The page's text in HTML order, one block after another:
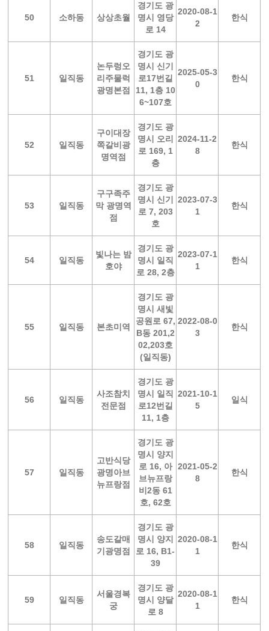
50 소하동 상상초월
경기도 광
명시 영당
로 14
2020-08-1
2
한식
51 일직동
논두렁오
리주물럭
광명본점
경기도 광
명시 신기
로17번길
11, 1층 10
6~107호
2025-05-3
0
한식
52 일직동
구이대장
쪽갈비광
명역점
경기도 광
명시 오리
로 169, 1
층
2024-11-2
8
한식
53 일직동
구구족주
막 광명역
점
경기도 광
명시 신기
로 7, 203
호
2023-07-3
1
한식
54 일직동
빛나는 밤
호야
경기도 광
명시 일직
로 28, 2층
2023-07-1
1
한식
55 일직동 본초미역
경기도 광
명시 새빛
공원로 67,
B동 201,2
02,203호
(일직동)
2022-08-0
3
한식
56 일직동
사조참치
전문점
경기도 광
명시 일직
로12번길
11, 1층
2021-10-1
5
일식
57 일직동
고반식당
광명아브
뉴프랑점
경기도 광
명시 양지
로 16, 아
브뉴프랑
비2동 61
호, 62호
2021-05-2
8
한식
58 일직동
송도갈매
기광명점
경기도 광
명시 양지
로 16, B1-
39
2020-08-1
1
한식
59 일직동
서울경복
궁
경기도 광
명시 양달
로 8
2020-08-1
1
한식